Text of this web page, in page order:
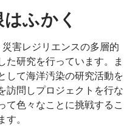
ふかく
害レジリエンスの多層的
た研究を行っています。ま
して海洋汚染の研究活動を
訪問しプロジェクトを行な
て色々なことに挑戦するこ
。